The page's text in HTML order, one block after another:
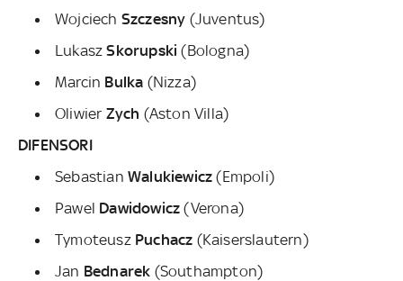
Wojciech Szczesny (Juventus)
LukaszSkorupski(Bologna)
Marcin Bulka (Nizza)
Oliwier Zych (Aston Villa)
DIFENSORI
Sebastian Walukiewicz(Empoli)
Pawel Dawidowicz (Verona)
Tymoteusz Puchacz (Kaiserslautern)
Jan Bednarek (Southampton)